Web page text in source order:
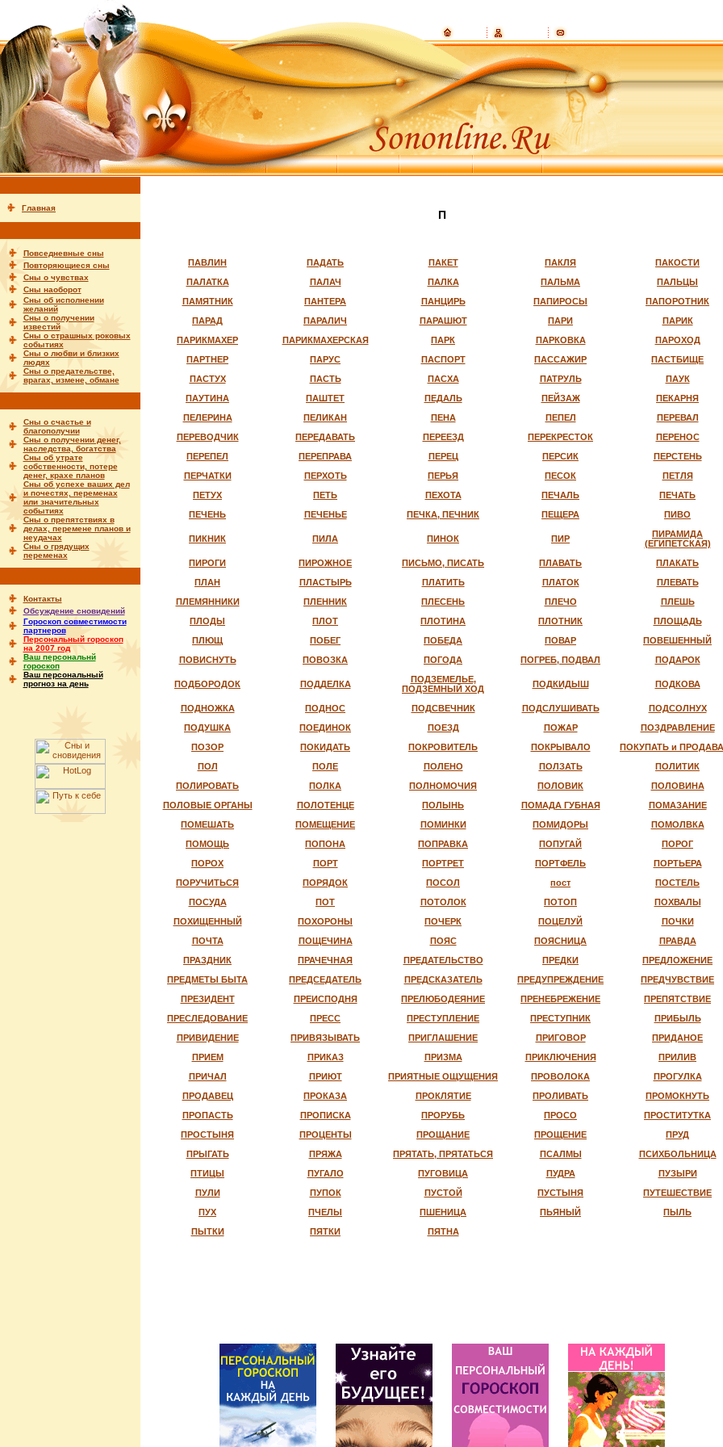
Главная
Повседневные сны
Повторяющиеся сны
Сны о чувствах
Сны наоборот
Сны об исполнении
желаний
Сны о получении
известий
Сны о страшных роковых
событиях
Сны о любви и близких
людях
Сны о предательстве,
врагах, измене, обмане
Сны о счастье и
благополучии
Сны о получении денег,
наследства, богатства
Сны об утрате
собственности, потере
денег, крахе планов
Сны об успехе ваших дел
и почестях, переменах
или значительных
событиях
Сны о препятствиях в
делах, перемене планов и
неудачах
Сны о грядущих
переменах
Контакты
Обсуждение сновидений
Гороскоп совместимости
партнеров
Персональный гороскоп
на 2007 год
Ваш персональнй
гороскоп
Ваш персональный
прогноз на день
П
ПАВЛИН ПАДАТЬ ПАКЕТ ПАКЛЯ
ПАКОСТИ
ПАЛАТКА
ПАЛАЧ ПАЛКА ПАЛЬМА
ПАЛЬЦЫ
ПАМЯТНИК
ПАНТЕРА ПАНЦИРЬ ПАПИРОСЫ
ПАПОРОТНИК
ПАРАД
ПАРАЛИЧ ПАРАШЮТ ПАРИ
ПАРИК
ПАРИКМАХЕР
ПАРИКМАХЕРСКАЯ ПАРК ПАРКОВКА
ПАРОХОД
ПАРТНЕР
ПАРУС ПАСПОРТ ПАССАЖИР
ПАСТБИЩЕ
ПАСТУХ
ПАСТЬ ПАСХА ПАТРУЛЬ
ПАУК
ПАУТИНА
ПАШТЕТ ПЕДАЛЬ ПЕЙЗАЖ
ПЕКАРНЯ
ПЕЛЕРИНА
ПЕЛИКАН ПЕНА ПЕПЕЛ
ПЕРЕВАЛ
ПЕРЕВОДЧИК
ПЕРЕДАВАТЬ ПЕРЕЕЗД ПЕРЕКРЕСТОК
ПЕРЕНОС
ПЕРЕПЕЛ
ПЕРЕПРАВА ПЕРЕЦ ПЕРСИК
ПЕРСТЕНЬ
ПЕРЧАТКИ
ПЕРХОТЬ ПЕРЬЯ ПЕСОК
ПЕТЛЯ
ПЕТУХ
ПЕТЬ ПЕХОТА ПЕЧАЛЬ
ПЕЧАТЬ
ПЕЧЕНЬ
ПЕЧЕНЬЕ ПЕЧКА, ПЕЧНИК ПЕЩЕРА ПИВО
ПИКНИК ПИЛА ПИНОК ПИР
ПИРАМИДА
(ЕГИПЕТСКАЯ)
ПИРОГИ
ПИРОЖНОЕ ПИСЬМО, ПИСАТЬ ПЛАВАТЬ
ПЛАКАТЬ
ПЛАН
ПЛАСТЫРЬ ПЛАТИТЬ ПЛАТОК
ПЛЕВАТЬ
ПЛЕМЯННИКИ
ПЛЕННИК ПЛЕСЕНЬ ПЛЕЧО
ПЛЕШЬ
ПЛОДЫ
ПЛОТ ПЛОТИНА ПЛОТНИК
ПЛОЩАДЬ
ПЛЮЩ
ПОБЕГ ПОБЕДА ПОВАР
ПОВЕШЕННЫЙ
ПОВИСНУТЬ
ПОВОЗКА ПОГОДА ПОГРЕБ, ПОДВАЛ ПОДАРОК
ПОДБОРОДОК ПОДДЕЛКА
ПОДЗЕМЕЛЬЕ,
ПОДЗЕМНЫЙ ХОД
ПОДКИДЫШ ПОДКОВА
ПОДНОЖКА ПОДНОС ПОДСВЕЧНИК ПОДСЛУШИВАТЬ
ПОДСОЛНУХ
ПОДУШКА
ПОЕДИНОК ПОЕЗД ПОЖАР
ПОЗДРАВЛЕНИЕ
ПОЗОР
ПОКИДАТЬ ПОКРОВИТЕЛЬ ПОКРЫВАЛО
ПОКУПАТЬ и
ПОЛ
ПОЛЕ ПОЛЕНО ПОЛЗАТЬ
ПОЛИТИК
ПОЛИРОВАТЬ
ПОЛКА ПОЛНОМОЧИЯ ПОЛОВИК
ПОЛОВИНА
ПОЛОВЫЕ ОРГАНЫ
ПОЛОТЕНЦЕ ПОЛЫНЬ ПОМАДА ГУБНАЯ
ПОМАЗАНИЕ
ПОМЕШАТЬ
ПОМЕЩЕНИЕ ПОМИНКИ ПОМИДОРЫ
ПОМОЛВКА
ПОМОЩЬ
ПОПОНА ПОПРАВКА ПОПУГАЙ
ПОРОГ
ПОРОХ
ПОРТ ПОРТРЕТ ПОРТФЕЛЬ
ПОРТЬЕРА
ПОРУЧИТЬСЯ
ПОРЯДОК ПОСОЛ пост
ПОСТЕЛЬ
ПОСУДА
ПОТ ПОТОЛОК ПОТОП
ПОХВАЛЫ
ПОХИЩЕННЫЙ
ПОХОРОНЫ ПОЧЕРК ПОЦЕЛУЙ
ПОЧКИ
ПОЧТА
ПОЩЕЧИНА ПОЯС ПОЯСНИЦА
ПРАВДА
ПРАЗДНИК
ПРАЧЕЧНАЯ ПРЕДАТЕЛЬСТВО ПРЕДКИ
ПРЕДЛОЖЕНИЕ
ПРЕДМЕТЫ БЫТА
ПРЕДСЕДАТЕЛЬ ПРЕДСКАЗАТЕЛЬ ПРЕДУПРЕЖДЕНИЕ
ПРЕДЧУВСТВИЕ
ПРЕЗИДЕНТ
ПРЕИСПОДНЯ ПРЕЛЮБОДЕЯНИЕ ПРЕНЕБРЕЖЕНИЕ
ПРЕПЯТСТВИЕ
ПРЕСЛЕДОВАНИЕ
ПРЕСС ПРЕСТУПЛЕНИЕ ПРЕСТУПНИК
ПРИБЫЛЬ
ПРИВИДЕНИЕ
ПРИВЯЗЫВАТЬ ПРИГЛАШЕНИЕ ПРИГОВОР
ПРИДАНОЕ
ПРИЕМ
ПРИКАЗ ПРИЗМА ПРИКЛЮЧЕНИЯ
ПРИЛИВ
ПРИЧАЛ
ПРИЮТ ПРИЯТНЫЕ ОЩУЩЕНИЯ ПРОВОЛОКА
ПРОГУЛКА
ПРОДАВЕЦ
ПРОКАЗА ПРОКЛЯТИЕ ПРОЛИВАТЬ
ПРОМОКНУТЬ
ПРОПАСТЬ
ПРОПИСКА ПРОРУБЬ ПРОСО
ПРОСТИТУТКА
ПРОСТЫНЯ
ПРОЦЕНТЫ ПРОЩАНИЕ ПРОЩЕНИЕ
ПРУД
ПРЫГАТЬ
ПРЯЖА ПРЯТАТЬ, ПРЯТАТЬСЯ ПСАЛМЫ
ПСИХБОЛЬНИЦА
ПТИЦЫ
ПУГАЛО ПУГОВИЦА ПУДРА
ПУЗЫРИ
ПУЛИ
ПУПОК ПУСТОЙ ПУСТЫНЯ
ПУТЕШЕСТВИЕ
ПУХ
ПЧЕЛЫ ПШЕНИЦА ПЬЯНЫЙ
ПЫЛЬ
ПЫТКИ
ПЯТКИ ПЯТНА